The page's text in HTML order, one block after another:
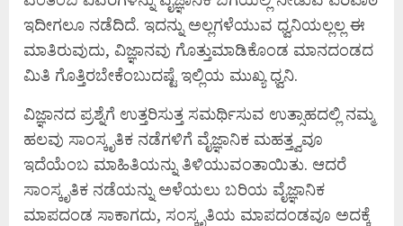
ಇದೀಗಲೂ ನಡೆದಿದೆ. ಇದನ್ನು ಅಲ್ಲಗಳೆಯುವ ಧ್ವನಿಯಲ್ಲಲ್ಲ ಈ
ಮಾತಿರುವುದು, ವಿಜ್ಞಾನವು ಗೊತ್ತುಮಾಡಿಕೊಂಡ ಮಾನದಂಡದ
ಮಿತಿ ಗೊತ್ತಿರಬೇಕೆಂಬುದಷ್ಟೆ ಇಲ್ಲಿಯ ಮುಖ್ಯ ಧ್ವನಿ.
ವಿಜ್ಞಾನದ ಪ್ರಶ್ನೆಗೆ ಉತ್ತರಿಸುತ್ತ ಸಮರ್ಥಿಸುವ ಉತ್ಸಾಹದಲ್ಲಿ ನಮ್ಮ
ಹಲವು ಸಾಂಸ್ಕೃತಿಕ ನಡೆಗಳಿಗೆ ವೈಜ್ಞಾನಿಕ ಮಹತ್ತ್ವವೂ
ಇದೆಯೆಂಬ ಮಾಹಿತಿಯನ್ನು ತಿಳಿಯುವಂತಾಯಿತು. ಆದರೆ
ಸಾಂಸ್ಕೃತಿಕ ನಡೆಯನ್ನು ಅಳೆಯಲು ಬರಿಯ ವೈಜ್ಞಾನಿಕ
ಮಾಪದಂಡ ಸಾಕಾಗದು, ಸಂಸ್ಕೃತಿಯ ಮಾಪದಂಡವೂ ಅದಕ್ಕೆ